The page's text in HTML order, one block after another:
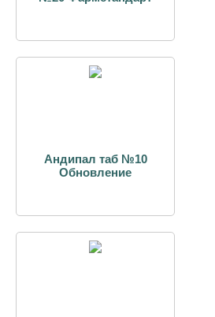
Андипал таб №10
Обновление